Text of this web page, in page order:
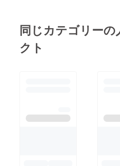
同じカテゴリーの
クト